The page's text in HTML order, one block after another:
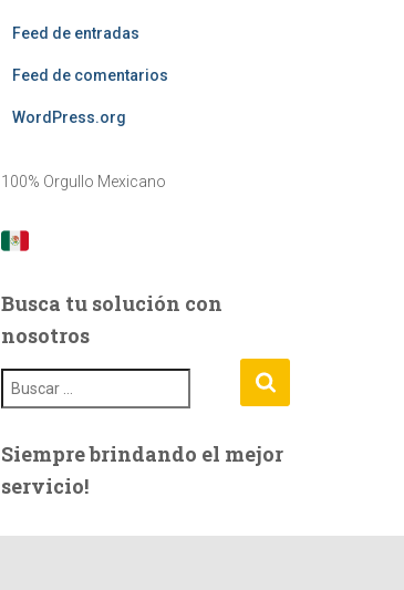
Feed de entradas
Feed de comentarios
WordPress.org
100% Orgullo Mexicano
Busca tu solución con
nosotros
a
r
Siempre brindando el mejor
servicio!